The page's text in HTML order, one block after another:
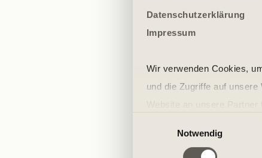
Datenschutzerklärung
Impressum
Wir verwenden Cookies,
und die Zugriffe auf
der Dienste gesammelt
Notwendig